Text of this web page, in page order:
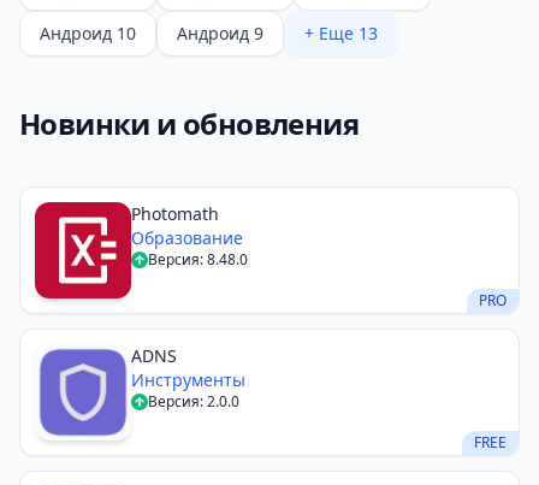
Андроид 10
Андроид 9 + Еще 13
Новинки и обновления
Photomath
Образование
Версия: 8.48.0
PRO
ADNS
Инструменты
Версия: 2.0.0
FREE